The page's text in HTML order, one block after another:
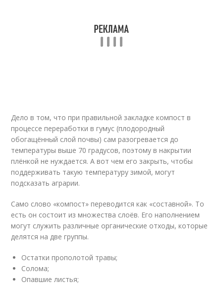
Дело в том, что при правильной закладке компост в
процессе переработки в гумус (плодородный
обогащённый слой почвы) сам разогревается до
температуры выше 70 градусов, поэтому в накрытии
плёнкой не нуждается. А вот чем его закрыть, чтобы
поддерживать такую температуру зимой, могут
подсказать аграрии.
Само слово «компост» переводится как «составной». То
есть он состоит из множества слоёв. Его наполнением
могут служить различные органические отходы, которые
делятся на две группы.
Остатки прополотой травы;
Солома;
Опавшие листья;